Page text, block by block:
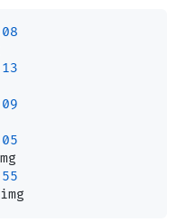
08
13
09
05
55